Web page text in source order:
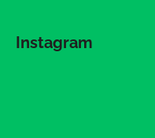
Instagram